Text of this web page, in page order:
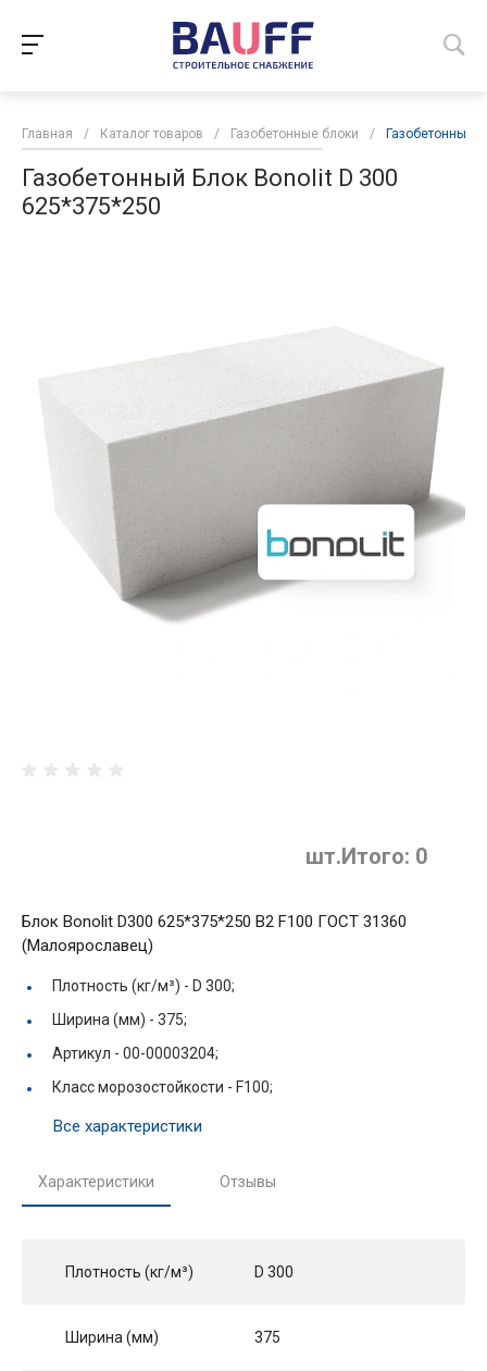
Главная / Каталог товаров / Газобетонные блоки / Газобетонный
Газобетонный Блок Bonolit D 300
625*375*250
шт.Итого: 0
Блок Bonolit D300 625*375*250 B2 F100 ГОСТ 31360
(Малоярославец)
Плотность (кг/м³) - D 300;
Ширина (мм) - 375;
Артикул - 00-00003204;
Класс морозостойкости - F100;
Все характеристики
Характеристики Отзывы
Плотность (кг/м³) D 300
Ширина (мм) 375